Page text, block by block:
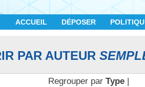
ACCUEIL DÉPOSER
PAR AUTEUR
Regrouper par Type|